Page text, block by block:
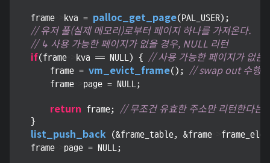
    frame
kva = palloc_get_page(PAL_USER);
// 유저 풀(실제 메모리)로부터 페이지 하나를 가져온다.
// ↳ 사용 가능한 페이지가 없을 경우, NULL 리턴
if(frame kva == NULL) { // 사용 가능한 페이지가 없는
        frame =
vm_evict_frame(); // swap out 수행
        frame
page = NULL;
return frame; // 무조건 유효한 주소만 리턴한다는
    }
list_push_back (&frame_table, &frame
    frame
page = NULL;